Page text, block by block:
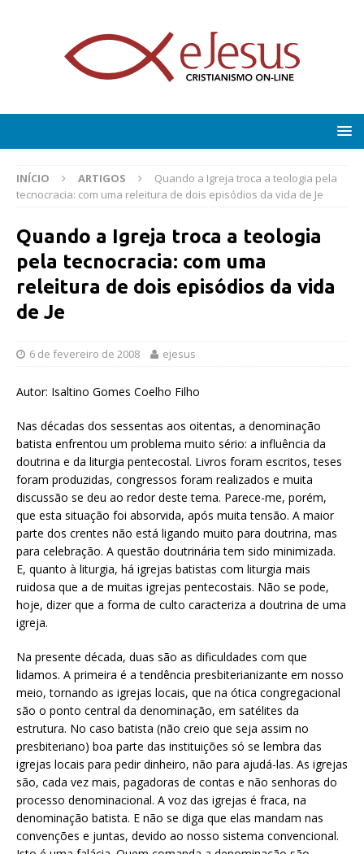
INÍCIO ARTIGOS
Quando a Igreja troca a teologia pela
tecnocracia: com uma releitura de dois episódios da vida de Je
Quando a Igreja troca a teologia
pela tecnocracia: com uma
releitura de dois episódios da vida
de Je
6 de fevereiro de 2008 ejesus
Autor: Isaltino Gomes Coelho Filho
Nas décadas dos sessentas aos oitentas, a denominação
batista enfrentou um problema muito sério: a influência da
doutrina e da liturgia pentecostal. Livros foram escritos, teses
foram produzidas, congressos foram realizados e muita
discussão se deu ao redor deste tema. Parece-me, porém,
que esta situação foi absorvida, após muita tensão. A maior
parte dos crentes não está ligando muito para doutrina, mas
para celebração. A questão doutrinária tem sido minimizada.
E, quanto à liturgia, há igrejas batistas com liturgia mais
ruidosa que a de muitas igrejas pentecostais. Não se pode,
hoje, dizer que a forma de culto caracteriza a doutrina de uma
igreja.
Na presente década, duas são as dificuldades com que
lidamos. A primeira é a tendência presbiterianizante em nosso
meio, tornando as igrejas locais, que na ótica congregacional
são o ponto central da denominação, em satélites da
estrutura. No caso batista (não creio que seja assim no
presbiteriano) boa parte das instituições só se lembra das
igrejas locais para pedir dinheiro, não para ajudá-las. As igrejas
são, cada vez mais, pagadoras de contas e não senhoras do
processo denominacional. A voz das igrejas é fraca, na
denominação batista. E não se diga que elas mandam nas
convenções e juntas, devido ao nosso sistema convencional.